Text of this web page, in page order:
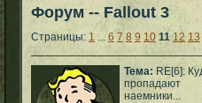
Форум -- Fallout 3
Страницы: 1 ... 6 7 8 9 10 11 12 13
Тема: RE[6]:
пропадают
наемники...